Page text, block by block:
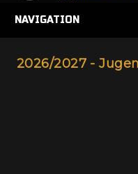
NAVIGATION
2026/2027 -